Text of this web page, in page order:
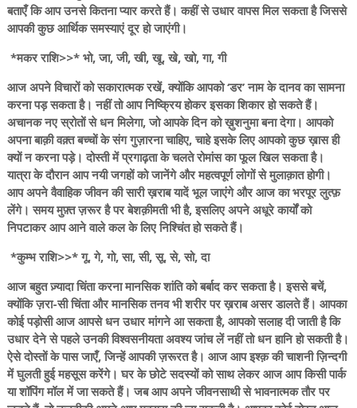
बताएँ कि आप उनसे कितना प्यार करते हैं। कहीं से उधार वापस मिल सकता है जिससे
आपकी कुछ आर्थिक समस्याएं दूर हो जाएंगी।
*मकर राशि>>* भो, जा, जी, खी, खू, खे, खो, गा, गी
आज अपने विचारों को सकारात्मक रखें, क्योंकि आपको ‘डर’ नाम के दानव का सामना
करना पड़ सकता है। नहीं तो आप निष्क्रिय होकर इसका शिकार हो सकते हैं।
अचानक नए स्रोतों से धन मिलेगा, जो आपके दिन को ख़ुशनुमा बना देगा। आपको
अपना बाक़ी वक़्त बच्चों के संग गुज़ारना चाहिए, चाहे इसके लिए आपको कुछ ख़ास ही
क्यों न करना पड़े। दोस्ती में प्रगाढ़ता के चलते रोमांस का फूल खिल सकता है।
यात्रा के दौरान आप नयी जगहों को जानेंगे और महत्वपूर्ण लोगों से मुलाक़ात होगी।
आप अपने वैवाहिक जीवन की सारी ख़राब यादें भूल जाएंगे और आज का भरपूर लुत्फ़
लेंगे। समय मुफ़्त ज़रूर है पर बेशक़ीमती भी है, इसलिए अपने अधूरे कार्यों को
निपटाकर आप आने वाले कल के लिए निश्चिंत हो सकते हैं।
*कुम्भ राशि>>* गू, गे, गो, सा, सी, सू, से, सो, दा
आज बहुत ज़्यादा चिंता करना मानसिक शांति को बर्बाद कर सकता है। इससे बचें,
क्योंकि ज़रा-सी चिंता और मानसिक तनव भी शरीर पर ख़राब असर डालते हैं। आपका
कोई पड़ोसी आज आपसे धन उधार मांगने आ सकता है, आपको सलाह दी जाती है कि
उधार देने से पहले उनकी विश्वसनीयता अवश्य जांच लें नहीं तो धन हानि हो सकती है।
ऐसे दोस्तों के पास जाएँ, जिन्हें आपकी ज़रूरत है। आज आप इश्क़ की चाशनी ज़िन्दगी
में घुलती हुई महसूस करेंगे। घर के छोटे सदस्यों को साथ लेकर आज आप किसी पार्क
या शॉपिंग मॉल में जा सकते हैं। जब आप अपने जीवनसाथी से भावनात्मक तौर पर